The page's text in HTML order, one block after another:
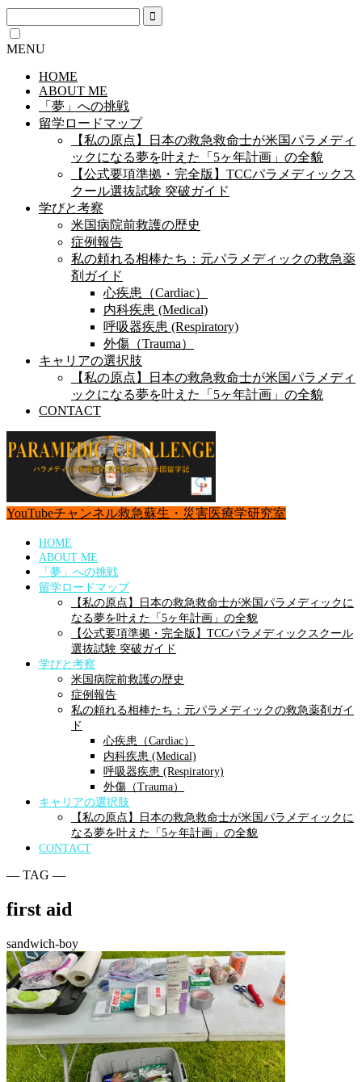
MENU
HOME
ABOUT ME
「夢」への挑戦
留学ロードマップ
【私の原点】日本の救急救命士が米国パラメディ
ックになる夢を叶えた「5ヶ年計画」の全貌
【公式要項準拠・完全版】TCCパラメディックス
クール選抜試験 突破ガイド
学びと考察
米国病院前救護の歴史
症例報告
私の頼れる相棒たち：元パラメディックの救急薬
剤ガイド
心疾患（Cardiac）
内科疾患 (Medical)
呼吸器疾患 (Respiratory)
外傷（Trauma）
キャリアの選択肢
【私の原点】日本の救急救命士が米国パラメディ
ックになる夢を叶えた「5ヶ年計画」の全貌
CONTACT
YouTubeチャンネル救急蘇生・災害医療学研究室
HOME
ABOUT ME
「夢」への挑戦
留学ロードマップ
【私の原点】日本の救急救命士が米国パラメディックに
なる夢を叶えた「5ヶ年計画」の全貌
【公式要項準拠・完全版】TCCパラメディックスクール
選抜試験 突破ガイド
学びと考察
米国病院前救護の歴史
症例報告
私の頼れる相棒たち：元パラメディックの救急薬剤ガイ
ド
心疾患（Cardiac）
内科疾患 (Medical)
呼吸器疾患 (Respiratory)
外傷（Trauma）
キャリアの選択肢
【私の原点】日本の救急救命士が米国パラメディックに
なる夢を叶えた「5ヶ年計画」の全貌
CONTACT
― TAG ―
first aid
sandwich-boy